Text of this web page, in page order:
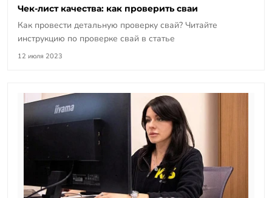
Чек-лист качества: как проверить сваи
Как провести детальную проверку свай? Читайте
инструкцию по проверке свай в статье
12 июля 2023